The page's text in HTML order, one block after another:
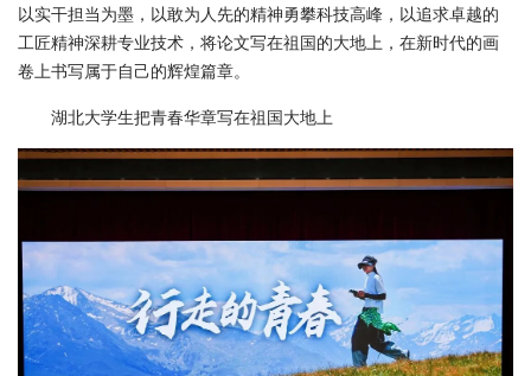
以实干担当为墨，以敢为人先的精神勇攀科技高峰，以追求卓越的
工匠精神深耕专业技术，将论文写在祖国的大地上，在新时代的画
卷上书写属于自己的辉煌篇章。
湖北大学生把青春华章写在祖国大地上